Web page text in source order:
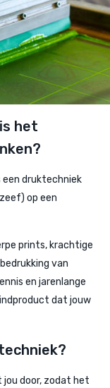
het
een druktechniek
op een
prints, krachtige
van
en jarenlange
dat jouw
jou door, zodat het